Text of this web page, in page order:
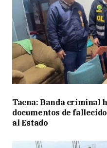
Tacna: Banda criminal
documentos de
al Estado